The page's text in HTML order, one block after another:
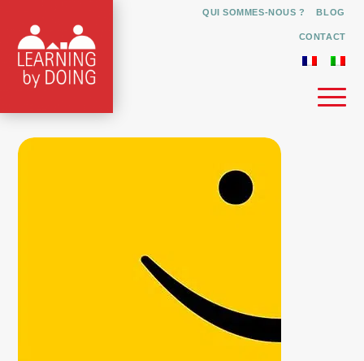
QUI SOMMES-NOUS ? BLOG
CONTACT